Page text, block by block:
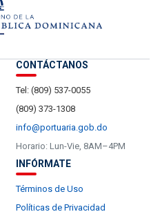
CONTÁCTANOS
Tel: (809) 537-0055
(809) 373-1308
info@portuaria.gob.do
Horario: Lun-Vie, 8AM–4PM
INFÓRMATE
Términos de Uso
Políticas de Privacidad